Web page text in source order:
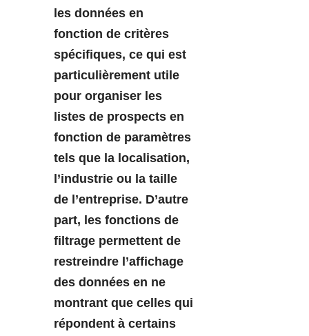
les données en
fonction de critères
spécifiques, ce qui est
particulièrement utile
pour organiser les
listes de prospects en
fonction de paramètres
tels que la localisation,
l’industrie ou la taille
de l’entreprise. D’autre
part, les fonctions de
filtrage permettent de
restreindre l’affichage
des données en ne
montrant que celles qui
répondent à certains